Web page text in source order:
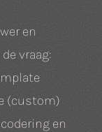
en
vraag:
(custom)
en